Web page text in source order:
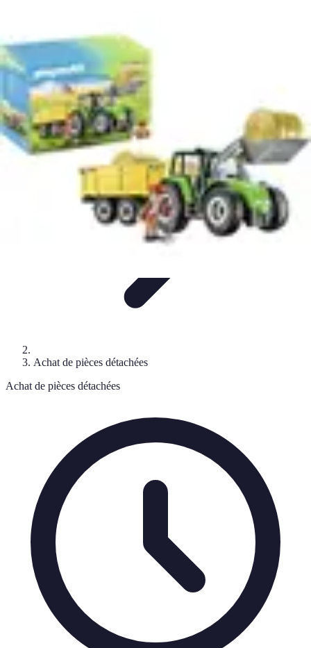
DiagnosticsGuide d'AchatEntretien et Maintenance
Pièces Détachées Tracteur
Achat de pièces détachées
Achat de pièces détachées